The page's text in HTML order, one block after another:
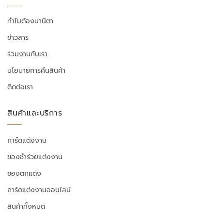
ทำไมต้องมานิตา
ข่าวสาร
ร่วมงานกับเรา
นโยบายการคืนสินค้า
ติดต่อเรา
สินค้าและบริการ
การ์ดแต่งงาน
ของชำร่วยแต่งงาน
ของตกแต่ง
การ์ดแต่งงานออนไลน์
สินค้าทั้งหมด